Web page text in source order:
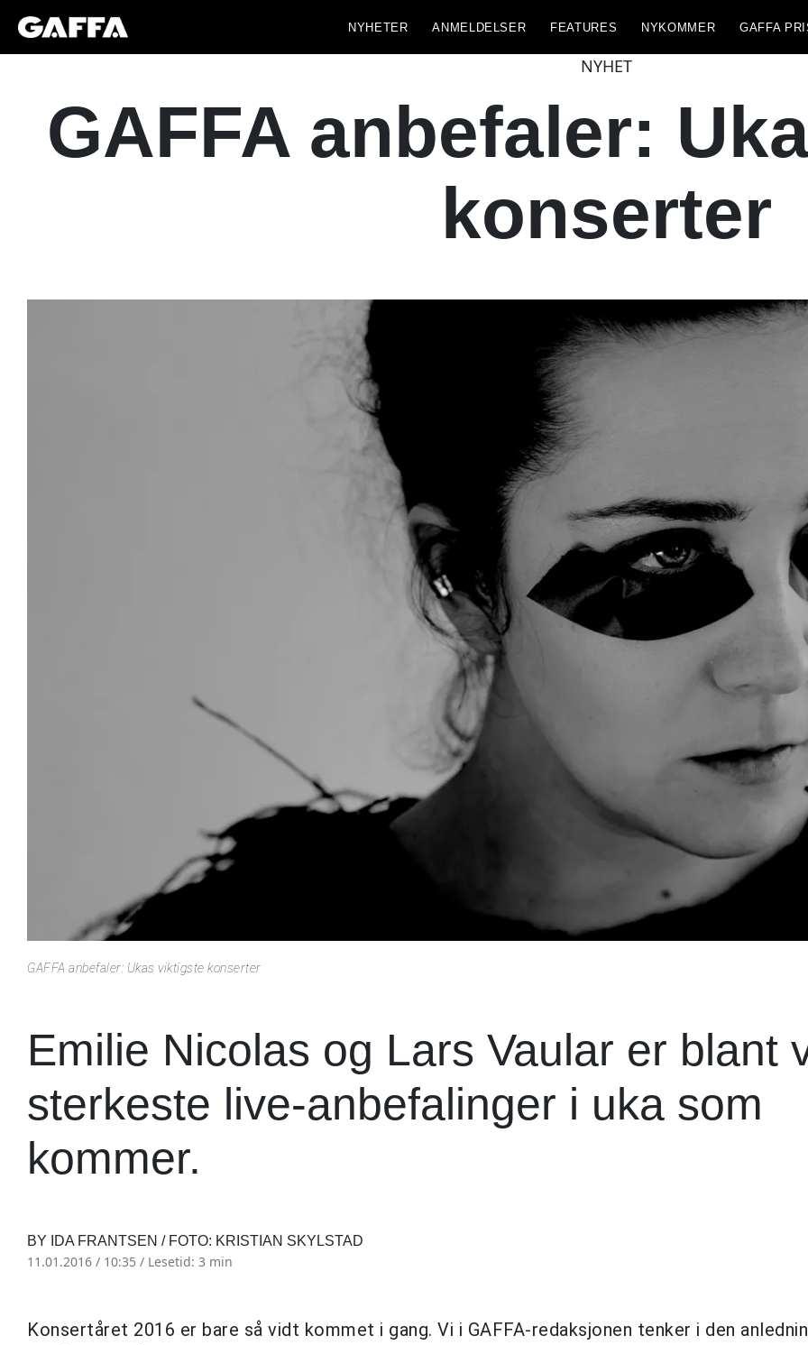
NYHETER ANMELDELSER FEATURES NYKOMMER GAFFA
NYHET
GAFFA anbefaler:
konserter
GAFFA anbefaler: Ukas viktigste konserter
Emilie Nicolas og Lars Vaular er blant
sterkeste live-anbefalinger i uka som
kommer.
BY IDA FRANTSEN / FOTO: KRISTIAN SKYLSTAD
11.01.2016 / 10:35 / Lesetid: 3 min
Konsertåret 2016 er bare så vidt kommet i gang. Vi i GAFFA-redaksjonen tenker i den